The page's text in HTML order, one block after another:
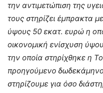
την αντιμετώπιση της
τους στηρίζει έμπρακτα
ύψους 50 εκατ. ευρώ η
οικονομική ενίσχυση
την οποία στηρίχθηκε η
προηγούμενο
στηρίζουμε για όσο